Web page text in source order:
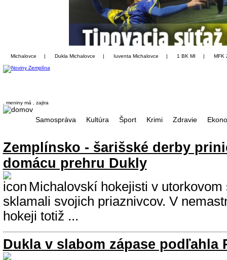
Michalovce | Dukla Michalovce | Iuventa Michalovce | 1 BK MI | MFK
, meniny má , zajtra
Samospráva Kultúra Šport Krimi Zdravie
Zemplínsko - šarišské derby
domácu prehru Dukly
Michalovskí hokejisti v
sklamali svojich priaznivcov. V
hokeji totiž ...
Dukla v slabom zápase podľahla